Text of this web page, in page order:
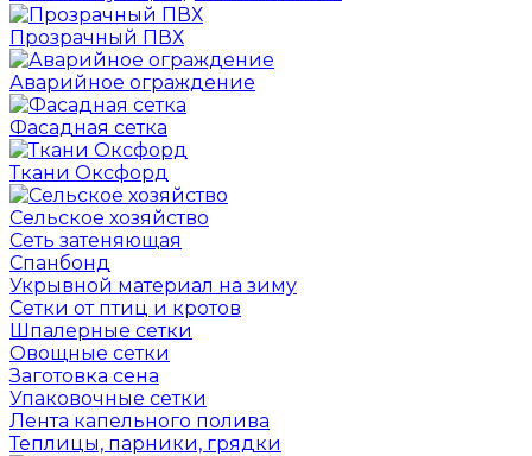
Прозрачный ПВХ
Аварийное ограждение
Фасадная сетка
Ткани Оксфорд
Сельское хозяйство
Сеть затеняющая
Спанбонд
Укрывной материал на зиму
Сетки от птиц и кротов
Шпалерные сетки
Овощные сетки
Заготовка сена
Упаковочные сетки
Лента капельного полива
Теплицы, парники, грядки